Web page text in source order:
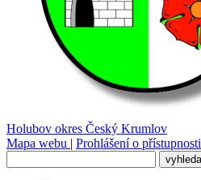
Holubov okres Český Krumlov
Mapa webu | Prohlášení o přístupnosti